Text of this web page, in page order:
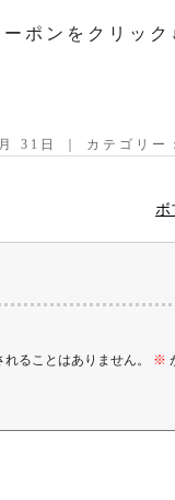
ポンをクリック
31日 ｜ カテゴリー
ボ
ることはありません。 ※